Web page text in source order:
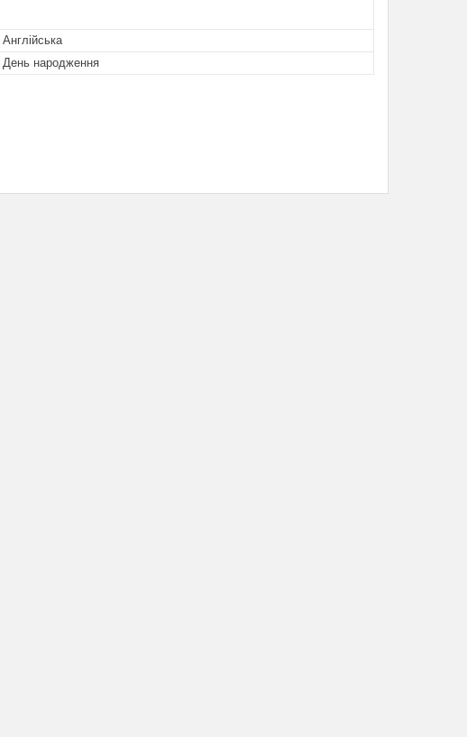
Англійська
День народження